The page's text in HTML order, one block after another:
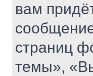
вам
страниц
темы»,